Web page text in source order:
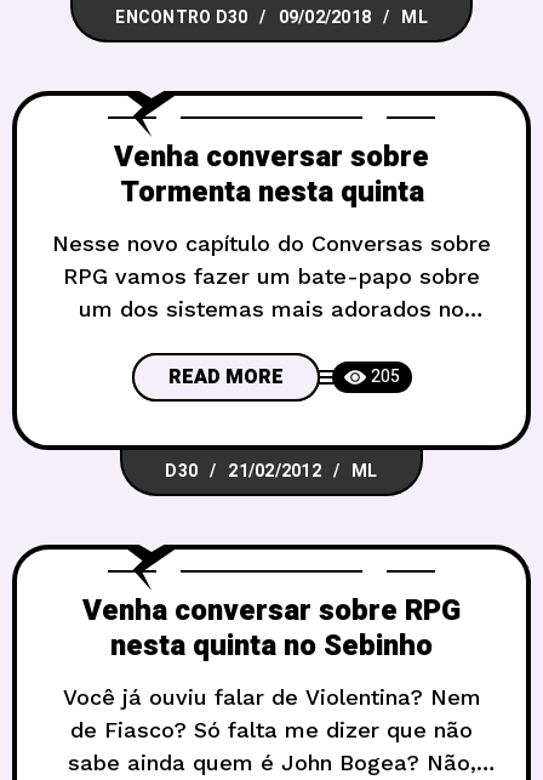
(assista ao vídeo dele aqui). No dia
24/02 teremos noite
ENCONTRO D30 09/02/2018 ML
Venha conversar sobre
Tormenta nesta quinta
Nesse novo capítulo do Conversas sobre
RPG vamos fazer um bate-papo sobre
um dos sistemas mais adorados no
D30 estará na Livraria Sebinho, nesta
quinta-feira (23), às 19 horas, e você
está convidado para discutir com a
gente! Novatos são super bem-vindos,
juro! Além do tema, vamos falar de tudo
READ MORE 205
D30 21/02/2012 ML
Venha conversar sobre RPG
nesta quinta no Sebinho
Você já ouviu falar de Violentina? Nem
de Fiasco? Só falta me dizer que não
sabe ainda quem é John Bogea? Não,